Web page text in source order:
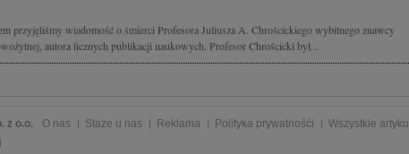
przyjęliśmy wiadomość o śmierci Profesora Juliusza A. Chrościckiego wybitnego znawcy
autora licznych publikacji naukowych. Profesor Chrościcki był...
z o.o. O nas Staże u nas Reklama Polityka prywatnośći Wszystkie